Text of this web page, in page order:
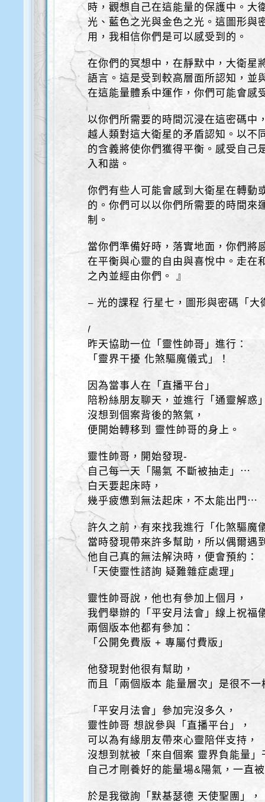
時，觀想自己在這能量的保護中。大
光、藍色之光與金色之光。這圖形與
用，我相信你們是可以感受到的。
在你們的冥想中，在靜默中，大衛星
語言。這是受到較高層面所認知，並
在這能量體系中運作，你們可能會感
以你們所需要的時間沉浸在這密碼中
越人類對這大衛星的矛盾認知。以不
的含義將使你們獲得平衡。感受自己
入和諧。
你們有些人可能會感到大衛星在轉動
的。你們可以以你們所需要的時間來
制。
當你們準備好時，落實地面，你們將
在平衡與心靈的自由與喜悅中。走在
之內並經由你們。 』
– 光的課程 行星七，圖形與密碼「大
/
昨天協助一位「靈性帥哥」進行：
「靈界干擾 化煞驅魔儀式」！
因為當事人在「直播平台」
陪粉絲朋友聊天，並進行「通靈解惑
沒想到個案背後的煞氣，
便開始轉移到 靈性帥哥的身上。
靈性帥哥，開始發現-
自己每一天「陽氣 不斷被抽走」⋯
白天要起床時，
幾乎疲憊到無法起床，不太能出門⋯
許久之前，有來找我進行「化煞驅魔
當時發現帶來許多幫助，所以偶爾遇
他自己真的無法解決時，便會預約：
「天使靈性諮詢 疑難雜症處理」
靈性帥哥說，他也有參加上個月，
我們舉辦的「平安月法會」線上祝福
兩個版本他都有參加：
「公開免費版 + 專屬付費版」
他發現對他很有幫助，
而且「兩個版本 能量層次」是很不一
「平安月法會」參加完沒多久，
靈性帥哥 想說參與「直播平台」，
可以為有緣朋友帶來心靈陪伴支持，
沒想到就被「來自個案 靈界負能量」
自己才剛養好的能量場&陽氣，一直
於是我徵詢「默基瑟德 天使聖團」，